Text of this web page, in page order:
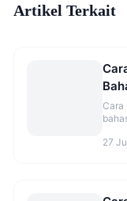
Artikel Terkait
Cara
27